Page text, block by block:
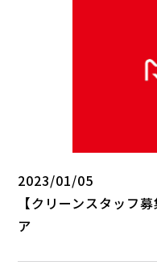
2023/01/05
【クリーンスタッフ
ア